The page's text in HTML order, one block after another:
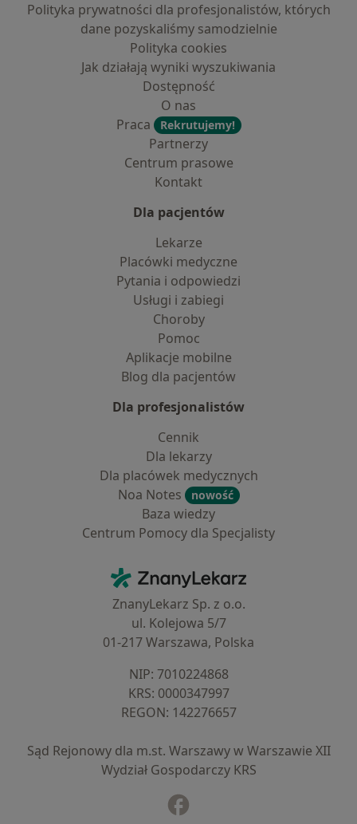
Polityka prywatności dla profesjonalistów, których
dane pozyskaliśmy samodzielnie
Polityka cookies
Jak działają wyniki wyszukiwania
Dostępność
O nas
Praca
Rekrutujemy!
Partnerzy
Centrum prasowe
Kontakt
Dla pacjentów
Lekarze
Placówki medyczne
Pytania i odpowiedzi
Usługi i zabiegi
Choroby
Pomoc
Aplikacje mobilne
Blog dla pacjentów
Dla profesjonalistów
Cennik
Dla lekarzy
Dla placówek medycznych
Noa Notes
nowość
Baza wiedzy
Centrum Pomocy dla Specjalisty
ZnanyLekarz - Strona główna
ZnanyLekarz Sp. z o.o.
ul. Kolejowa 5/7
01-217 Warszawa, Polska
NIP: ⁠7010224868
KRS: ⁠0000347997
REGON: ⁠142276657
Sąd Rejonowy dla m.st. Warszawy w Warszawie XII
Wydział Gospodarczy KRS